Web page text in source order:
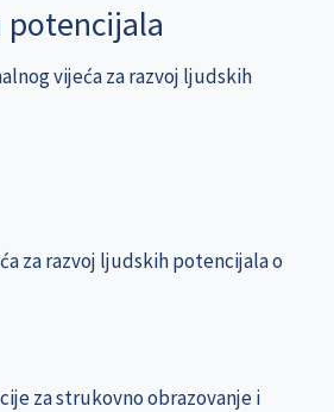
potencijala
vijeća za razvoj ljudskih
za razvoj ljudskih potencijala o
za strukovno obrazovanje i